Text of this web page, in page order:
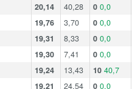
20,14 40,28 0 0,0
19,76 3,70 0 0,0
19,31 8,33 0 0,0
19,30 7,41 0 0,0
19,24 13,43 10 40,7
19,21 24,54 0 0,0